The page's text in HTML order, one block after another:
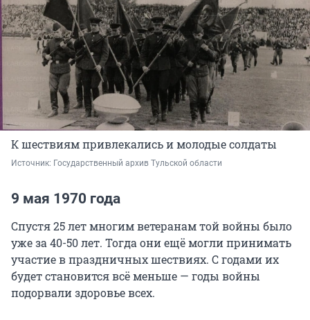
К шествиям привлекались и молодые солдаты
Источник: Государственный архив Тульской области
9 мая 1970 года
Спустя 25 лет многим ветеранам той войны было
уже за 40-50 лет. Тогда они ещё могли принимать
участие в праздничных шествиях. С годами их
будет становится всё меньше — годы войны
подорвали здоровье всех.